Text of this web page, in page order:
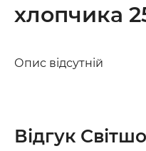
хлопчика
Опис відсутній
Відгук